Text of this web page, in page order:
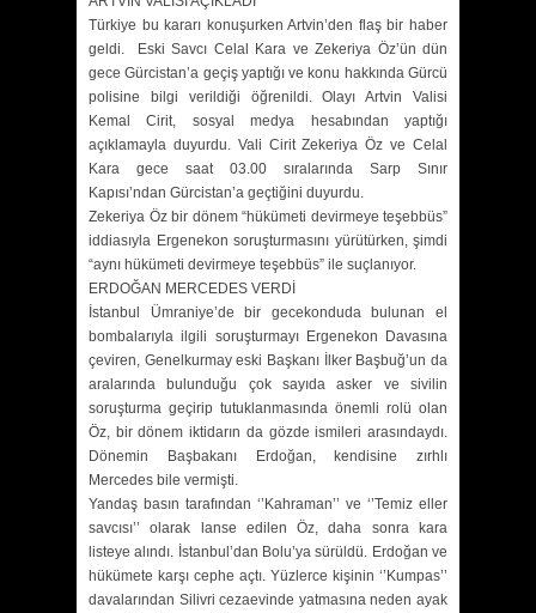
Türkiye bu kararı konuşurken Artvin’den flaş bir haber
geldi. Eski Savcı Celal Kara ve Zekeriya Öz’ün dün
gece Gürcistan’a geçiş yaptığı ve konu hakkında Gürcü
polisine bilgi verildiği öğrenildi. Olayı Artvin Valisi
Kemal Cirit, sosyal medya hesabından yaptığı
açıklamayla duyurdu. Vali Cirit Zekeriya Öz ve Celal
Kara gece saat 03.00 sıralarında Sarp Sınır
Kapısı’ndan Gürcistan’a geçtiğini duyurdu.
Zekeriya Öz bir dönem “hükümeti devirmeye teşebbüs”
iddiasıyla Ergenekon soruşturmasını yürütürken, şimdi
“aynı hükümeti devirmeye teşebbüs” ile suçlanıyor.
ERDOĞAN MERCEDES VERDİ
İstanbul Ümraniye’de bir gecekonduda bulunan el
bombalarıyla ilgili soruşturmayı Ergenekon Davasına
çeviren, Genelkurmay eski Başkanı İlker Başbuğ’un da
aralarında bulunduğu çok sayıda asker ve sivilin
soruşturma geçirip tutuklanmasında önemli rolü olan
Öz, bir dönem iktidarın da gözde ismileri arasındaydı.
Dönemin Başbakanı Erdoğan, kendisine zırhlı
Mercedes bile vermişti.
Yandaş basın tarafından ‘’Kahraman’’ ve ‘’Temiz eller
savcısı’’ olarak lanse edilen Öz, daha sonra kara
listeye alındı. İstanbul’dan Bolu’ya sürüldü. Erdoğan ve
hükümete karşı cephe açtı. Yüzlerce kişinin ‘’Kumpas’’
davalarından Silivri cezaevinde yatmasına neden ayak